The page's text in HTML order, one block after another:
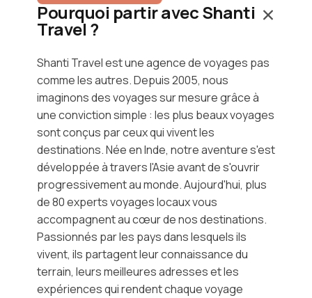
Pourquoi partir avec Shanti
Travel ?
Shanti Travel est une agence de voyages pas
comme les autres. Depuis 2005, nous
imaginons des voyages sur mesure grâce à
une conviction simple : les plus beaux voyages
sont conçus par ceux qui vivent les
destinations. Née en Inde, notre aventure s'est
développée à travers l'Asie avant de s'ouvrir
progressivement au monde. Aujourd'hui, plus
de 80 experts voyages locaux vous
accompagnent au cœur de nos destinations.
Passionnés par les pays dans lesquels ils
vivent, ils partagent leur connaissance du
terrain, leurs meilleures adresses et les
expériences qui rendent chaque voyage